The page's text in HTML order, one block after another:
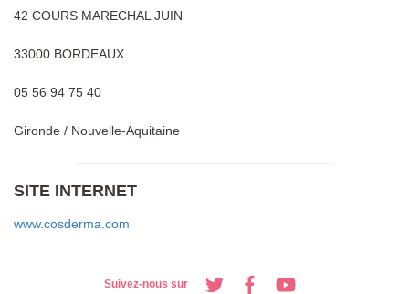
42 COURS MARECHAL JUIN
33000 BORDEAUX
05 56 94 75 40
Gironde / Nouvelle-Aquitaine
SITE INTERNET
www.cosderma.com
Suivez-nous sur